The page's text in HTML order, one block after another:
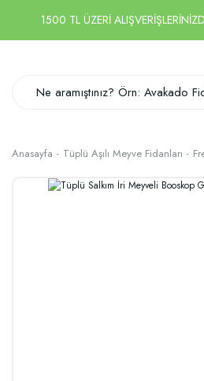
1500 TL ÜZERİ
Anasayfa Tüplü Aşılı Meyve Fidanları